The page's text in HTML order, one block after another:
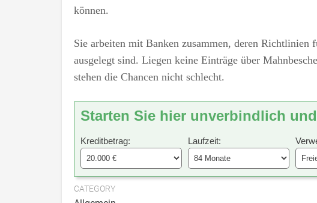
können.
Sie arbeiten mit Banken zusammen, deren Richtlinien
ausgelegt sind. Liegen keine Einträge über
stehen die Chancen nicht schlecht.
Starten Sie hier unverbindlich
Kreditbetrag: Laufzeit:
CATEGORY